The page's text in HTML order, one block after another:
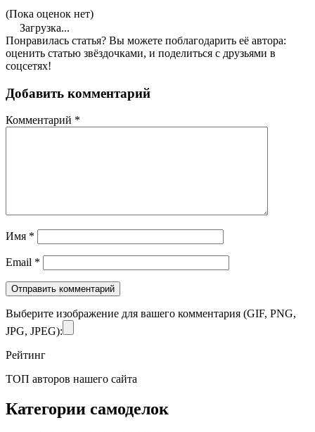
(Пока оценок нет)
Загрузка...
Понравилась статья? Вы можете поблагодарить её автора:
оценить статью звёздочками, и поделиться с друзьями в
соцсетях!
Добавить комментарий
Комментарий *
Имя *
Email *
Выберите изображение для вашего комментария (GIF, PNG,
JPG, JPEG):
Рейтинг
ТОП авторов нашего сайта
Категории самоделок